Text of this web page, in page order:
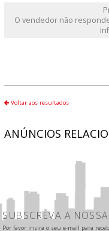
O vendedor não
Voltar aos resultados
ANÚNCIOS
SUBSCREVA A
Por favor insira o seu e-mail para